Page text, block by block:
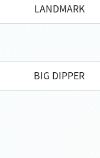
LANDMARK
BIG DIPPER